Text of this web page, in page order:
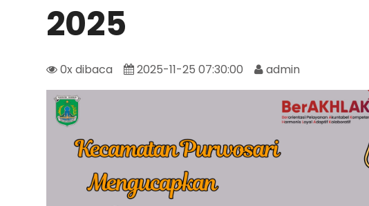
2025
0x dibaca 2025-11-25 07:30:00 admin